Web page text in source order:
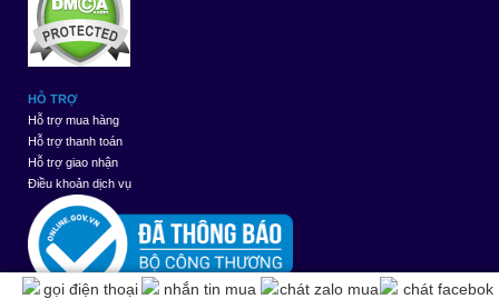
HỖ TRỢ
Hỗ trợ mua hàng
Hỗ trợ thanh toán
Hỗ trợ giao nhận
Điều khoản dịch vụ